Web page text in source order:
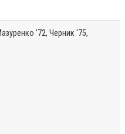
'72, Черник '75,